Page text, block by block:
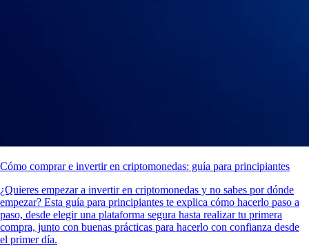
Cómo comprar e invertir en criptomonedas: guía para principiantes
¿Quieres empezar a invertir en criptomonedas y no sabes por dónde
empezar? Esta guía para principiantes te explica cómo hacerlo paso a
paso, desde elegir una plataforma segura hasta realizar tu primera
compra, junto con buenas prácticas para hacerlo con confianza desde
el primer día.